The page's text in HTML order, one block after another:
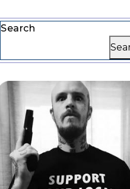
Search